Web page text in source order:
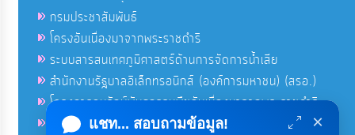
กรมประชาสัมพันธ์
โครงอันเนื่องมาจากพระราชดำริ
ระบบสารสนเทศภูมิศาสตร์ด้านการจัดการน้ำเสีย
สำนักงานรัฐบาลอิเล็กทรอนิกส์ (องค์การมหาชน) (สรอ.)
โครงการอนุรักษ์พันธุกรรมพืชอันเนื่องมาจากพระราชดำริ
คลังข่าวมหาไทย
แชท... สอบถามข้อมูล! ×